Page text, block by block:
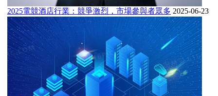
2025電競酒店行業：競爭激烈，市場參與者眾多 2025-06-23